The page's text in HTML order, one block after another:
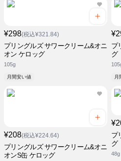
¥298(税込¥321.84)
プリングルズ サワークリーム&オニ
オン ケロッグ
105g
月間安い値
プ
グ
¥208(税込¥224.64)
プリングルズ サワークリーム&オニ
オンS缶 ケロッグ
プ
グ
48g